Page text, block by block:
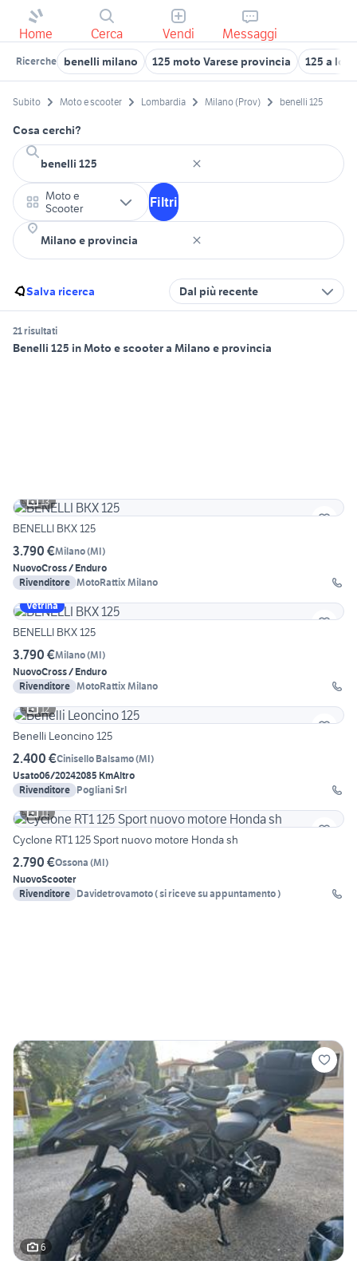
Home Cerca Vendi Messaggi
Ricerche benelli milano 125 moto Varese provincia 125 a
Subito Moto e scooter Lombardia Milano (Prov) benelli 125
Cosa cerchi?
Moto e
Scooter
Filtri
Salva ricerca Dal più recente
21 risultati
Benelli 125 in Moto e scooter a Milano e provincia
13
BENELLI BKX 125
3.790 €Milano(MI)
NuovoCross / Enduro
Rivenditore MotoRattix Milano
Vetrina
BENELLI BKX 125
3.790 €Milano(MI)
NuovoCross / Enduro
Rivenditore MotoRattix Milano
12
Benelli Leoncino 125
2.400 €Cinisello Balsamo(MI)
Usato06/20242085 KmAltro
Rivenditore Pogliani Srl
11
Cyclone RT1 125 Sport nuovo motore Honda sh
2.790 €Ossona (MI)
NuovoScooter
Rivenditore Davidetrovamoto ( si riceve su appuntamento )
6